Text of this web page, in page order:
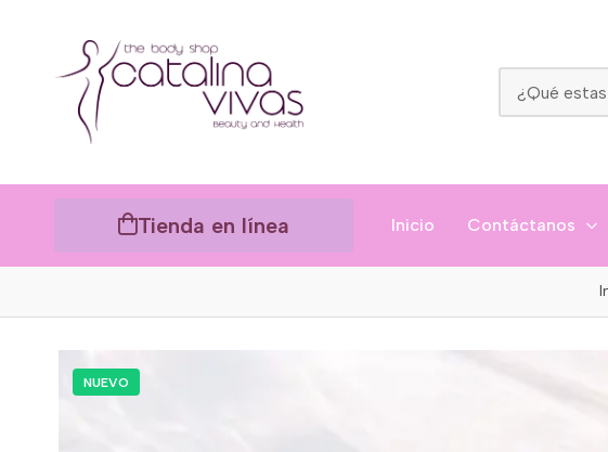
Tienda en línea Inicio Contáctanos
NUEVO